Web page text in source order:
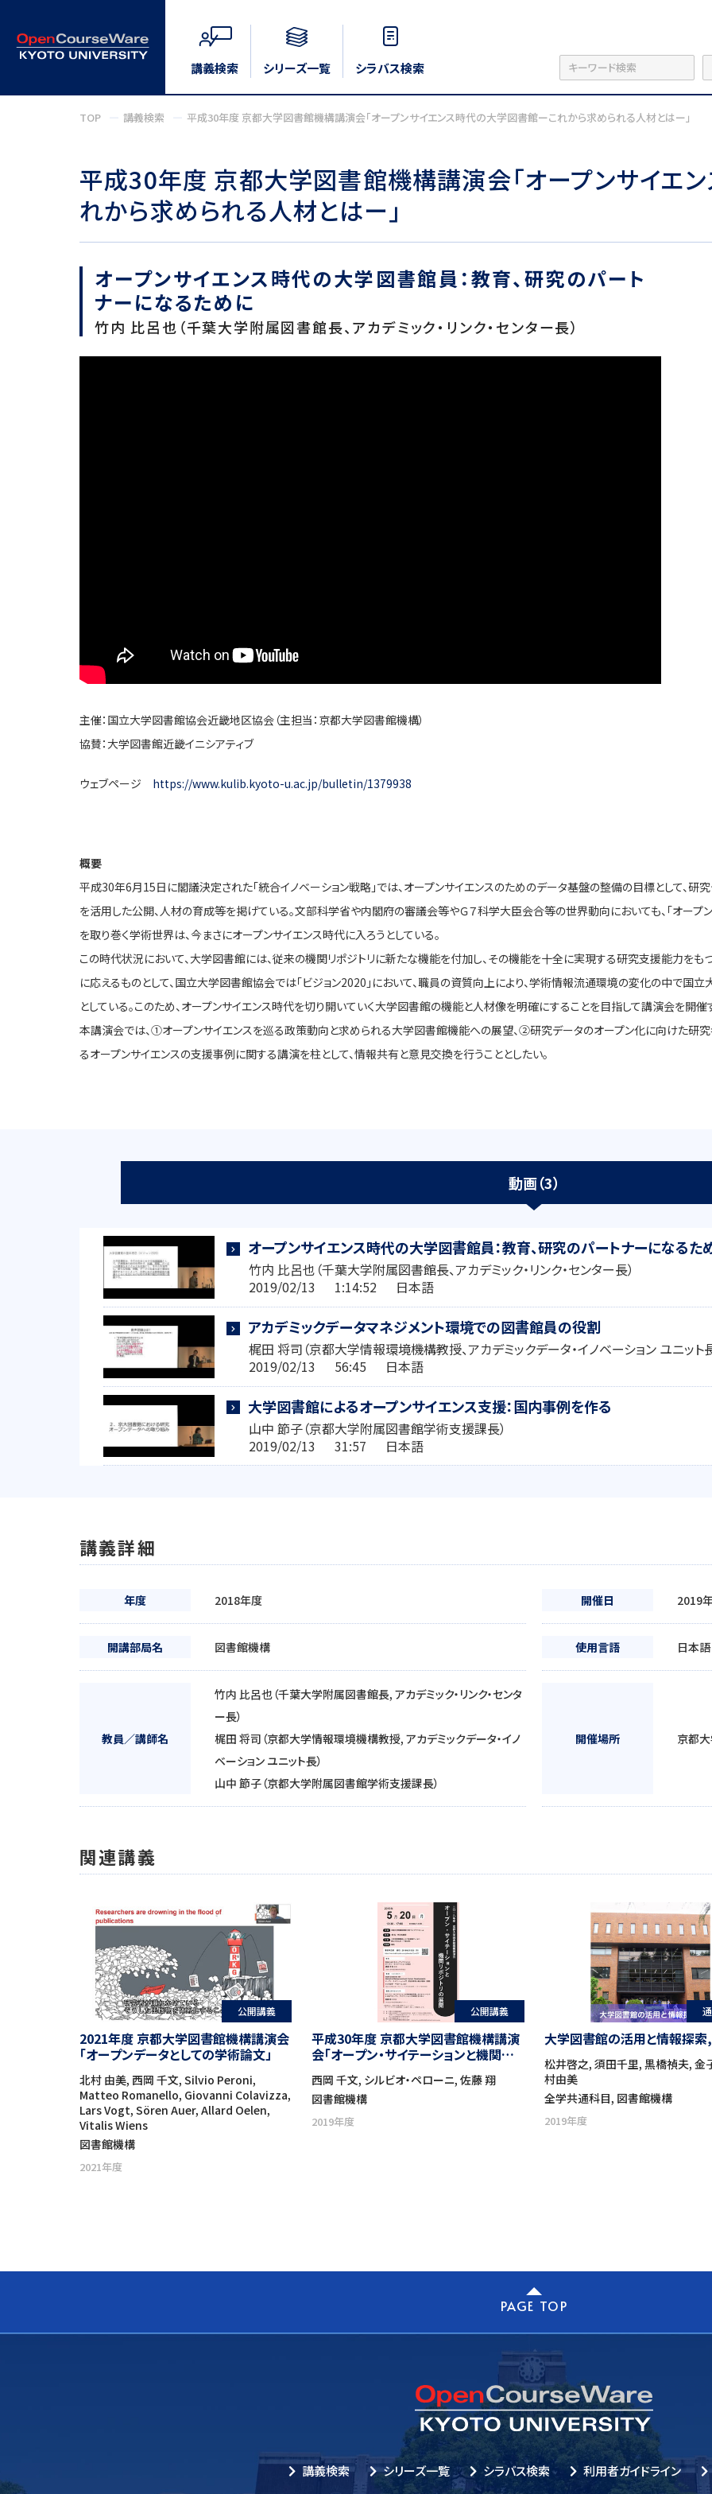
講義検索 シリーズ一覧 シラバス検索
TOP 講義検索 平成30年度 京都大学図書館機構講演会「オープンサイエンス時代の大学図書館ーこれから求められる人材とはー」
平成30年度 京都大学図書館機構講演会「オープンサイエ
れから求められる人材とはー」
オープンサイエンス時代の大学図書館員：教育、研究のパート
ナーになるために
竹内 比呂也（千葉大学附属図書館長、アカデミック・リンク・センター長）
主催：国立大学図書館協会近畿地区協会（主担当：京都大学図書館機構）
協賛：大学図書館近畿イニシアティブ
ウェブページ https://www.kulib.kyoto-u.ac.jp/bulletin/1379938
概要
平成30年6月15日に閣議決定された「統合イノベーション戦略」では、オープンサイエンスのためのデータ基盤の整備の目標として、研
を活用した公開、人材の育成等を掲げている。文部科学省や内閣府の審議会等やＧ７科学大臣会合等の世界動向においても、「オープ
を取り巻く学術世界は、今まさにオープンサイエンス時代に入ろうとしている。
この時代状況において、大学図書館には、従来の機関リポジトリに新たな機能を付加し、その機能を十全に実現する研究支援能力をも
に応えるものとして、国立大学図書館協会では「ビジョン2020」において、職員の資質向上により、学術情報流通環境の変化の中で
としている。このため、オープンサイエンス時代を切り開いていく大学図書館の機能と人材像を明確にすることを目指して講演会を開催
本講演会では、①オープンサイエンスを巡る政策動向と求められる大学図書館機能への展望、②研究データのオープン化に向けた
るオープンサイエンスの支援事例に関する講演を柱として、情報共有と意見交換を行うこととしたい。
動画（3）
オープンサイエンス時代の大学図書館員：教育、研究のパートナーになるた
竹内 比呂也（千葉大学附属図書館長、アカデミック・リンク・センター長）
2019/02/13 1:14:52 日本語
アカデミックデータマネジメント環境での図書館員の役割
梶田 将司（京都大学情報環境機構教授、アカデミックデータ・イノベーション ユニット長
2019/02/13 56:45 日本語
大学図書館によるオープンサイエンス支援：国内事例を作る
山中 節子（京都大学附属図書館学術支援課長）
2019/02/13 31:57 日本語
講義詳細
年度 2018年度 開催日 2019
開講部局名 図書館機構 使用言語 日本語
教員／講師名
竹内 比呂也（千葉大学附属図書館長, アカデミック・リンク・センタ
ー長）
梶田 将司（京都大学情報環境機構教授, アカデミックデータ・イノ
ベーション ユニット長）
山中 節子（京都大学附属図書館学術支援課長）
開催場所 京都
関連講義
公開講義
2021年度 京都大学図書館機構講演会
「オープンデータとしての学術論文」
北村 由美, 西岡 千文, Silvio Peroni,
Matteo Romanello, Giovanni Colavizza,
Lars Vogt, Sören Auer, Allard Oelen,
Vitalis Wiens
図書館機構
2021年度
公開講義
平成30年度 京都大学図書館機構講演
会「オープン・サイテーションと機関リ
西岡 千文, シルビオ・ペローニ, 佐藤 翔
図書館機構
2019年度
大学図書館の活用と情報探
松井啓之, 須田千里, 黒橋禎夫, 金
村由美
全学共通科目, 図書館機構
2019年度
PAGE TOP
講義検索 シリーズ一覧 シラバス検索 利用者ガイドライン